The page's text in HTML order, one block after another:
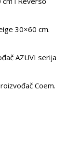
30×60 cm.
AZUVI serija
Coem.